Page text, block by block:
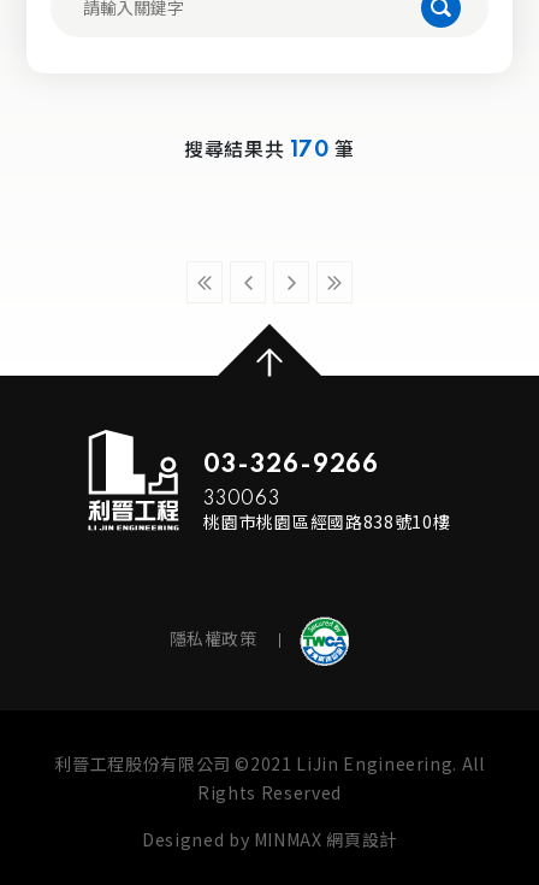
搜尋結果共 170 筆
03-326-9266
330063
桃園市桃園區經國路838號10樓
隱私權政策
利晉工程股份有限公司 ©2021 LiJin Engineering. All
Rights Reserved
Designed by MINMAX 網頁設計